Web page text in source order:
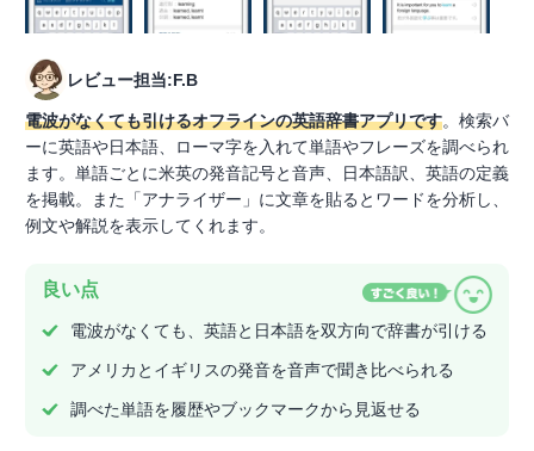
レビュー担当:F.B
電波がなくても引けるオフラインの英語辞書アプリです。検索バ
ーに英語や日本語、ローマ字を入れて単語やフレーズを調べられ
ます。単語ごとに米英の発音記号と音声、日本語訳、英語の定義
を掲載。また「アナライザー」に文章を貼るとワードを分析し、
例文や解説を表示してくれます。
良い点
電波がなくても、英語と日本語を双方向で辞書が引ける
アメリカとイギリスの発音を音声で聞き比べられる
調べた単語を履歴やブックマークから見返せる